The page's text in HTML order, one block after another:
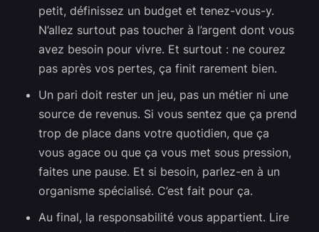
petit, définissez un budget et tenez-vous-y.
N’allez surtout pas toucher à l’argent dont vous
avez besoin pour vivre. Et surtout : ne courez
pas après vos pertes, ça finit rarement bien.
Un pari doit rester un jeu, pas un métier ni une
source de revenus. Si vous sentez que ça prend
trop de place dans votre quotidien, que ça
vous agace ou que ça vous met sous pression,
faites une pause. Et si besoin, parlez-en à un
organisme spécialisé. C’est fait pour ça.
Au final, la responsabilité vous appartient. Lire